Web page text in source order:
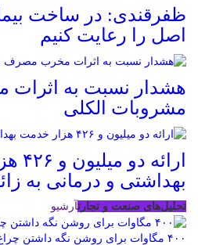
ظفرقندی: در ساخت
اصل را رعایت کنیم
هشدار نسبت به
مشروبات الکلی
بهداشتی و درمانی به
تحلیل‌های صنعت و تجارتآرشیو
۴۰۰ مگاوات برای روشن نگه داشتن چراغ کسب‌وکار‌ها